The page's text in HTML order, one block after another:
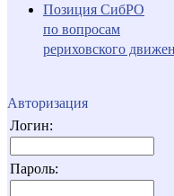
Позиция СибРО
по вопросам
рериховского
Авторизация
Логин:
Пароль: